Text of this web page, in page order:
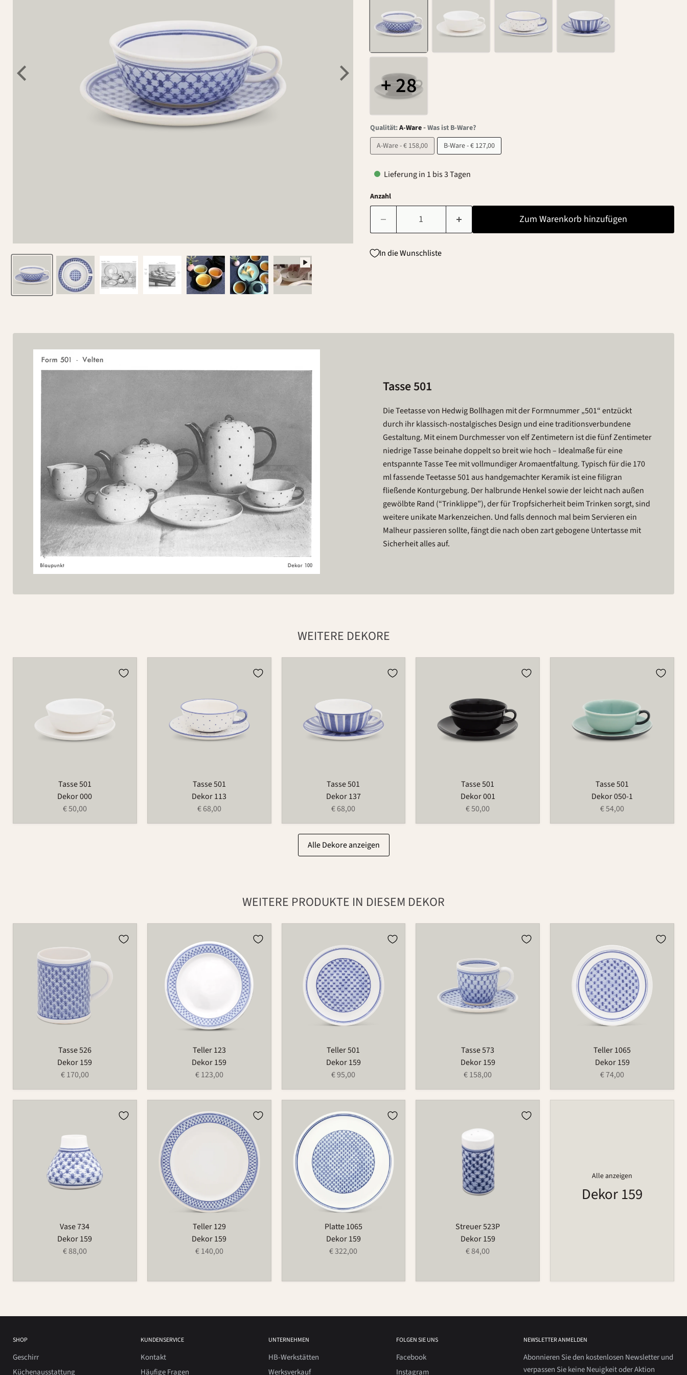
+ 28
Qualität:A-Ware-Was ist B-Ware?
A-Ware - € 158,00
B-Ware - € 127,00
Lieferung in 1 bis 3 Tagen
Anzahl
Zum Warenkorb hinzufügen
In die Wunschliste
Tasse 501
Die Teetasse von Hedwig Bollhagen mit der Formnummer „501“ entzückt
durch ihr klassisch-nostalgisches Design und eine traditionsverbundene
Gestaltung. Mit einem Durchmesser von elf Zentimetern ist die fünf Zentimeter
niedrige Tasse beinahe doppelt so breit wie hoch – Idealmaße für eine
entspannte Tasse Tee mit vollmundiger Aromaentfaltung. Typisch für die 170
ml fassende Teetasse 501 aus handgemachter Keramik ist eine filigran
fließende Konturgebung. Der halbrunde Henkel sowie der leicht nach außen
gewölbte Rand (“Trinklippe”), der für Tropfsicherheit beim Trinken sorgt, sind
weitere unikate Markenzeichen. Und falls dennoch mal beim Servieren ein
Malheur passieren sollte, fängt die nach oben zart gebogene Untertasse mit
Sicherheit alles auf.
WEITERE DEKORE
Tasse 501
Dekor 000
€ 50,00
Tasse 501
Dekor 113
€ 68,00
Tasse 501
Dekor 137
€ 68,00
Tasse 501
Dekor 001
€ 50,00
Tasse 501
Dekor 050-1
€ 54,00
Alle Dekore anzeigen
WEITERE PRODUKTE IN DIESEM DEKOR
Tasse 526
Dekor 159
€ 170,00
Teller 123
Dekor 159
€ 123,00
Teller 501
Dekor 159
€ 95,00
Tasse 573
Dekor 159
€ 158,00
Teller 1065
Dekor 159
€ 74,00
Vase 734
Dekor 159
€ 88,00
Teller 129
Dekor 159
€ 140,00
Platte 1065
Dekor 159
€ 322,00
Streuer 523P
Dekor 159
€ 84,00
Alle anzeigen
Dekor 159
SHOP
Geschirr
Küchenausstattung
KUNDENSERVICE
Kontakt
Häufige Fragen
UNTERNEHMEN
HB-Werkstätten
Werksverkauf
FOLGEN SIE UNS
Facebook
Instagram
NEWSLETTER ANMELDEN
Abonnieren Sie den kostenlosen Newsletter und
verpassen Sie keine Neuigkeit oder Aktion